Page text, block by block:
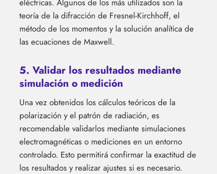
eléctricas. Algunos de los más utilizados son la
teoría de la difracción de Fresnel-Kirchhoff, el
método de los momentos y la solución analítica de
las ecuaciones de Maxwell.
5. Validar los resultados mediante
simulación o medición
Una vez obtenidos los cálculos teóricos de la
polarización y el patrón de radiación, es
recomendable validarlos mediante simulaciones
electromagnéticas o mediciones en un entorno
controlado. Esto permitirá confirmar la exactitud de
los resultados y realizar ajustes si es necesario.